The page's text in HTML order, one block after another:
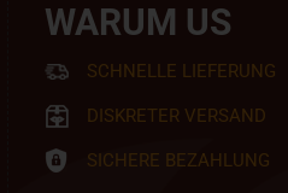
WARUM US
SCHNELLE LIEFERUNG
DISKRETER VERSAND
SICHERE BEZAHLUNG